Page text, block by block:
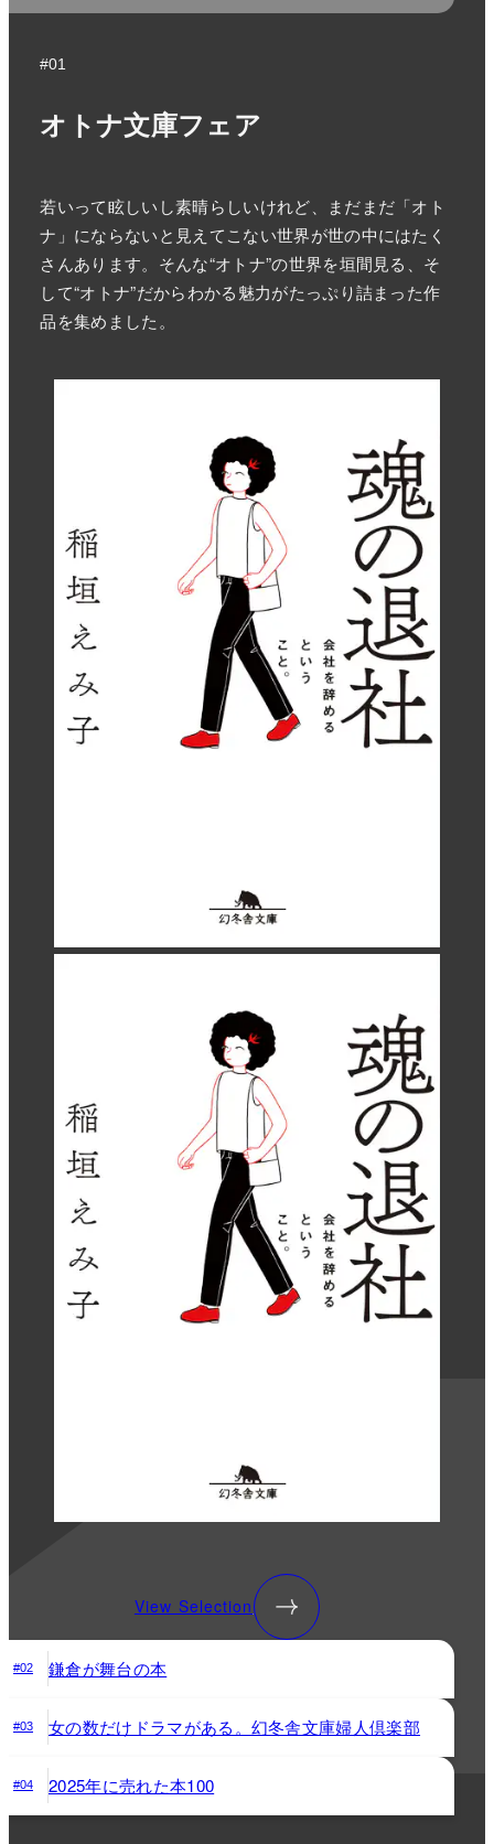
#01
オトナ文庫フェア
若いって眩しいし素晴らしいけれど、まだまだ「オト
ナ」にならないと見えてこない世界が世の中にはたく
さんあります。そんな“オトナ”の世界を垣間見る、そ
して“オトナ”だからわかる魅力がたっぷり詰まった作
品を集めました。
View Selection
#02 鎌倉が舞台の本
#03 女の数だけドラマがある。幻冬舎文庫婦人倶楽部
#04 2025年に売れた本100